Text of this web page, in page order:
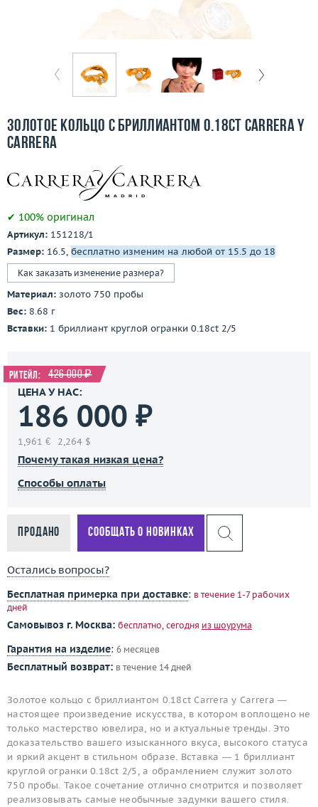
Бесплатная доставка
О компании
Контакты
3D-тур по шоуруму
Золотое кольцо с бриллиантом 0.18ct Carrera y
Carrera
✔ 100% оригинал
Артикул: 151218/1
Размер: 16.5, бесплатно изменим на любой от 15.5 до 18
Как заказать изменение размера?
Материал: золото 750 пробы
Вес: 8.68 г
Вставки: 1 бриллиант круглой огранки 0.18ct 2/5
Ритейл: 426 000 ₽
ЦЕНА У НАС:
186 000 ₽
1,961 € 2,264 $
Почему такая низкая цена?
Способы оплаты
Продано Сообщать о новинках
Остались вопросы?
Бесплатная примерка при доставке: в течение 1-7 рабочих
дней
Самовывоз г. Москва: бесплатно, сегодня из шоурума
Гарантия на изделие: 6 месяцев
Бесплатный возврат: в течение 14 дней
Золотое кольцо с бриллиантом 0.18ct Carrera y Carrera —
настоящее произведение искусства, в котором воплощено не
только мастерство ювелира, но и актуальные тренды. Это
доказательство вашего изысканного вкуса, высокого статуса
и яркий акцент в стильном образе. Вставка — 1 бриллиант
круглой огранки 0.18ct 2/5, а обрамлением служит золото
750 пробы. Такое сочетание отлично смотрится и позволяет
реализовывать самые необычные задумки вашего стиля.